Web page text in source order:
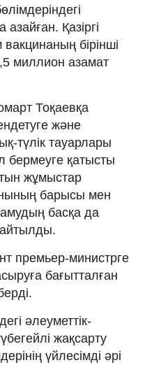
Қазіргі
бірінші
миллион азамат
Тоқаевқа
және
түлік тауарлары
бермеуге қатысты
жұмыстар
барысы мен
басқа да
айтылды.
премьер-министрге
бағытталған
әлеуметтік-
жақсарту
үйлесімді әрі